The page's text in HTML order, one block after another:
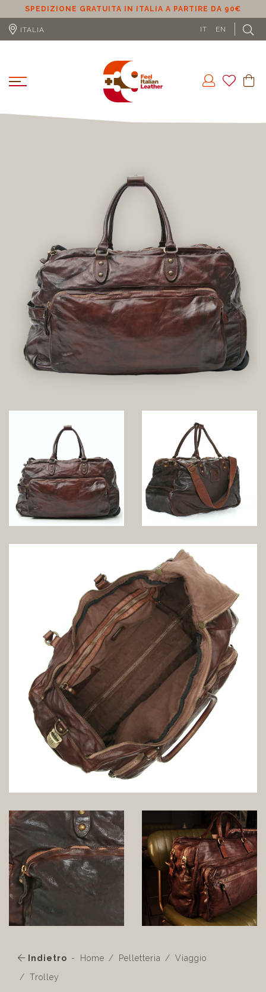
SPEDIZIONE GRATUITA IN ITALIA A PARTIRE DA 90€
ITALIA IT EN
Indietro Home Pelletteria
Viaggio
Trolley